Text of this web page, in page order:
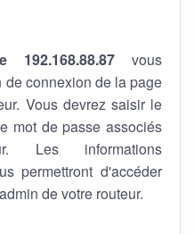
vous
connexion de la page
Vous devrez saisir le
mot de passe associés
Les informations
permettront d'accéder
de votre routeur.